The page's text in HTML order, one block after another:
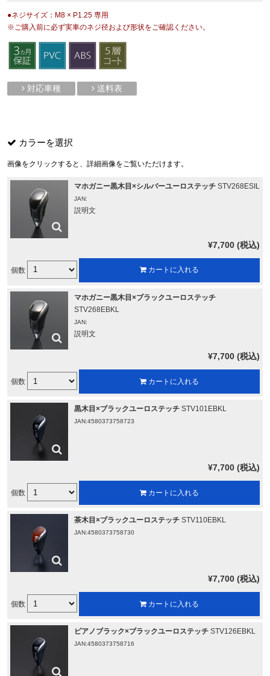
●ネジサイズ：M8 × P1.25 専用
※ご購入前に必ず実車のネジ径および形状をご確認ください。
対応車種 送料表
カラーを選択
画像をクリックすると、詳細画像をご覧いただけます。
マホガニー黒木目×シルバーユーロステッチSTV268ESIL
JAN:
説明文
¥7,700 (税込)
個数 カートに入れる
マホガニー黒木目×ブラックユーロステッチ
STV268EBKL
JAN:
説明文
¥7,700 (税込)
個数 カートに入れる
黒木目×ブラックユーロステッチSTV101EBKL
JAN:4580373758723
¥7,700 (税込)
個数 カートに入れる
茶木目×ブラックユーロステッチSTV110EBKL
JAN:4580373758730
¥7,700 (税込)
個数 カートに入れる
ピアノブラック×ブラックユーロステッチSTV126EBKL
JAN:4580373758716